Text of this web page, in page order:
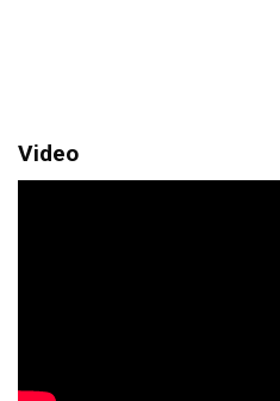
Video